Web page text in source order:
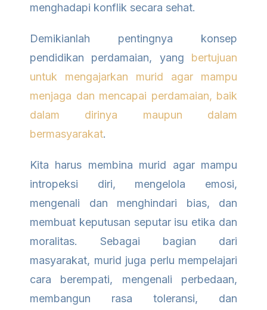
menghadapi konflik secara sehat.
Demikianlah pentingnya konsep
pendidikan perdamaian, yang bertujuan
untuk mengajarkan murid agar mampu
menjaga dan mencapai perdamaian, baik
dalam dirinya maupun dalam
bermasyarakat.
Kita harus membina murid agar mampu
intropeksi diri, mengelola emosi,
mengenali dan menghindari bias, dan
membuat keputusan seputar isu etika dan
moralitas. Sebagai bagian dari
masyarakat, murid juga perlu mempelajari
cara berempati, mengenali perbedaan,
membangun rasa toleransi, dan